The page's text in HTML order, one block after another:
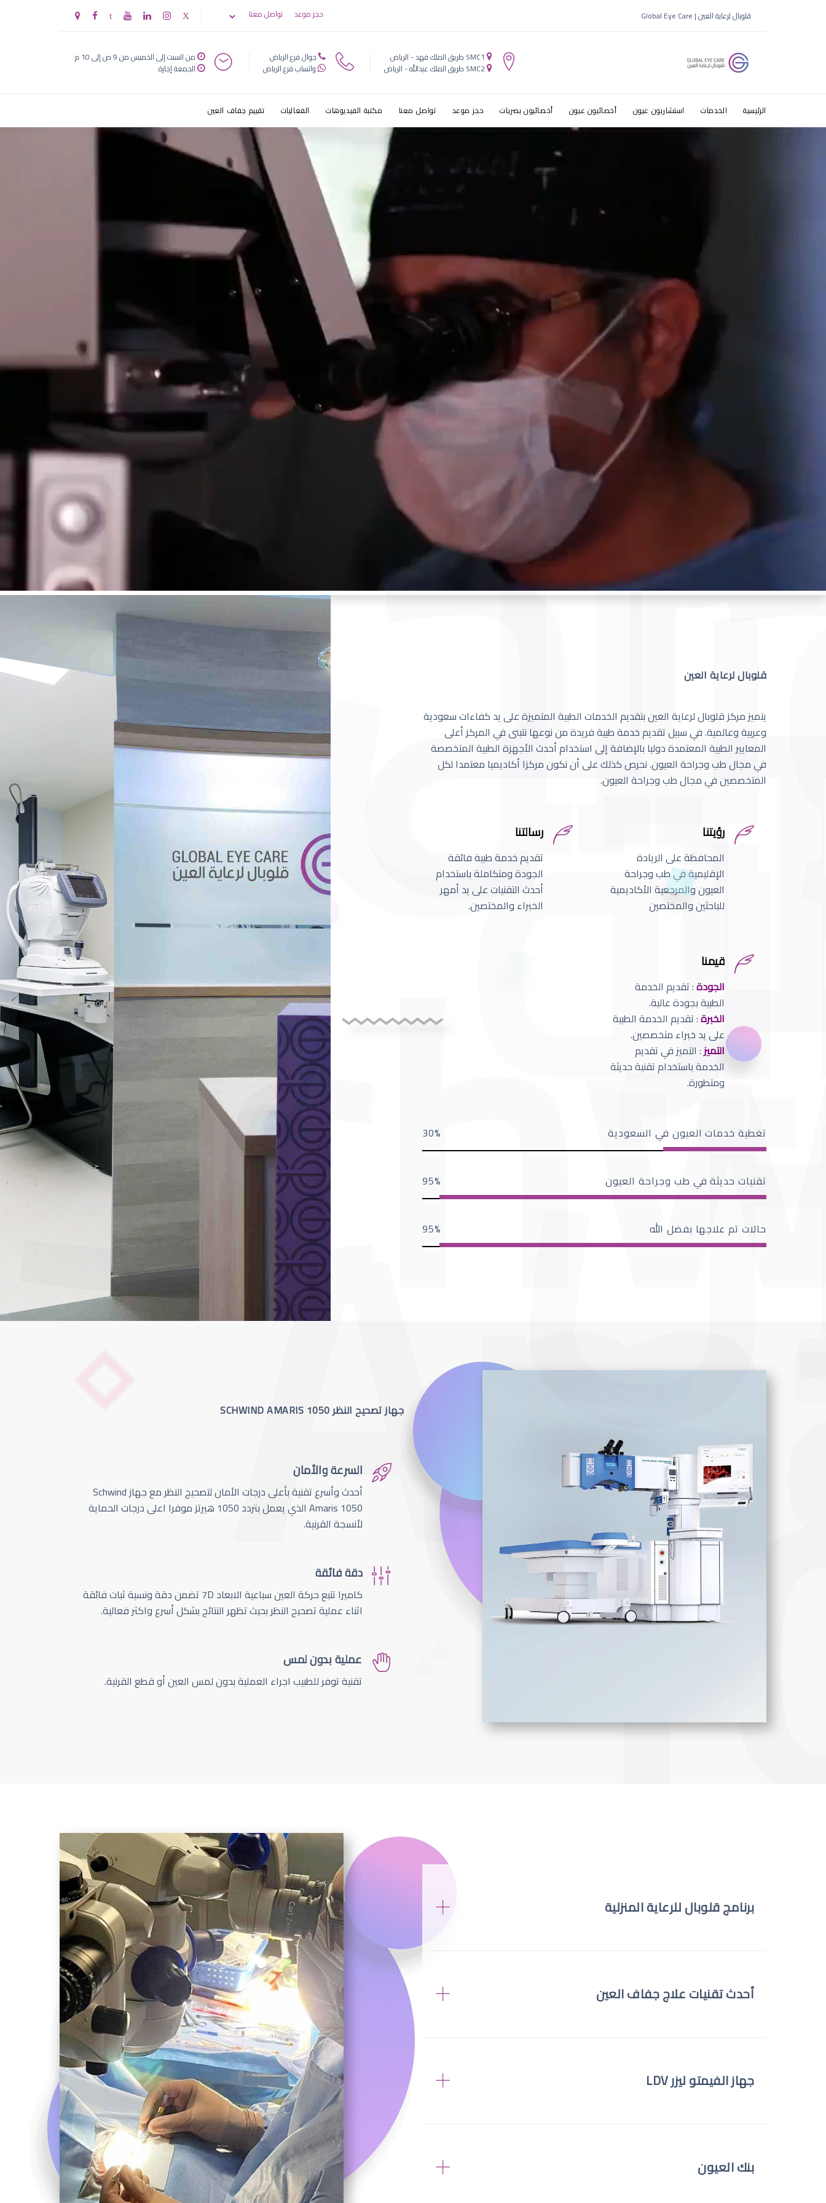
ط§ط·ط¨ط§ط، ط§ظ„ط¹ظٹظˆظ†ط§ط¨ظ‡ط§ ط§ظ„ط®ط§طΜ
قلوبال لرعاية العين | Global Eye Care حجز موعد تواصل معنا
SMC1 طريق الملك فهد - الرياض
SMC2 طريق الملك عبدالله - الرياض
جوال فرع الرياض
واتساب فرع الرياض
من السبت إلى الخميس من 9 ص إلى 10 م
الجمعة إجازة
الرئيسية الخدمات استشاريون عيون أخصائيون عيون أخصائيون بصريات حجز موعد تواصل معنا مكتبة الفيديوهات الفعاليات تقييم جفاف العين
قلوبال لرعاية العين
يتميز مركز قلوبال لرعاية العين بتقديم الخدمات الطبية المتميزة على يد كفاءات سعودية
وعربية وعالمية. في سبيل تقديم خدمة طبية فريدة من نوعها نتبنى في المركز أعلى
المعايير الطبية المعتمدة دوليا بالإضافة إلى استخدام أحدث الأجهزة الطبية المتخصصة
في مجال طب وجراحة العيون. نحرص كذلك على أن نكون مركزا أكاديميا معتمدا لكل
المتخصصين في مجال طب وجراحة العيون.
رؤيتنا
المحافظة على الريادة
الإقليمية في طب وجراحة
العيون والمرجعية الأكاديمية
للباحثين والمختصين
رسالتنا
تقديم خدمة طبية فائقة
الجودة ومتكاملة باستخدام
أحدث التقنيات على يد أمهر
الخبراء والمختصين.
قيمنا
الجودة: تقديم الخدمة
الطبية بجودة عالية.
الخبرة: تقديم الخدمة الطبية
على يد خبراء متخصصين.
التميز: التميز في تقديم
الخدمة باستخدام تقنية حديثة
ومتطورة.
تغطية خدمات العيون في السعودية 30
تقنيات حديثة في طب وجراحة العيون 95
حالات تم علاجها بفضل الله 95
جهاز تصحيح النظر SCHWIND AMARIS 1050
السرعة والأمان
أحدث وأسرع تقنية بأعلى درجات الأمان لتصحيج النظر مع جهاز Schwind
Amaris 1050 الذي يعمل بتردد 1050 هيرتز موفرا اعلى درجات الحماية
لأنسجة القرنية.
دقة فائقة
كاميرا تتبع حركة العين سباعية الابعاد 7D تضمن دقة ونسبة ثبات فائقة
اثناء عملية تصحيح النظر بحيث تظهر النتائج بشكل أسرع واكثر فعالية.
عملية بدون لمس
تقنية توفر للطبيب اجراء العملية بدون لمس العين أو قطع القرنية.
برنامج قلوبال للرعاية المنزلية
أحدث تقنيات علاج جفاف العين
جهاز الفيمتو ليزر LDV
بنك العيون